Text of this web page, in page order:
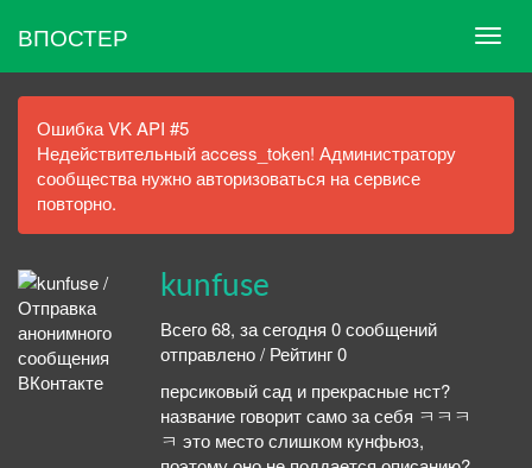
ВПОСТЕР
Ошибка VK API #5
Недействительный access_token! Администратору
сообщества нужно авторизоваться на сервисе
повторно.
kunfuse
Всего 68, за сегодня 0 сообщений
отправлено / Рейтинг 0
персиковый сад и прекрасные нст?
название говорит само за себя ㅋㅋㅋ
ㅋ это место слишком кунфьюз,